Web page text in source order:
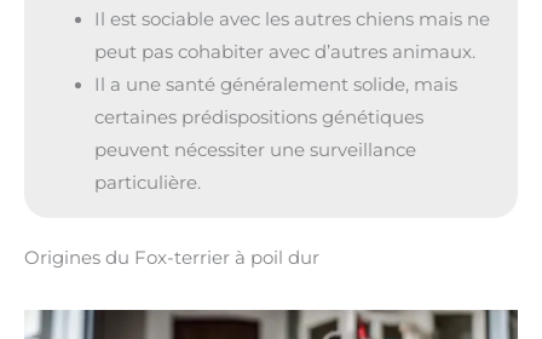
Il est sociable avec les autres chiens mais ne
peut pas cohabiter avec d’autres animaux.
Il a une santé généralement solide, mais
certaines prédispositions génétiques
peuvent nécessiter une surveillance
particulière.
Origines du Fox-terrier à poil dur